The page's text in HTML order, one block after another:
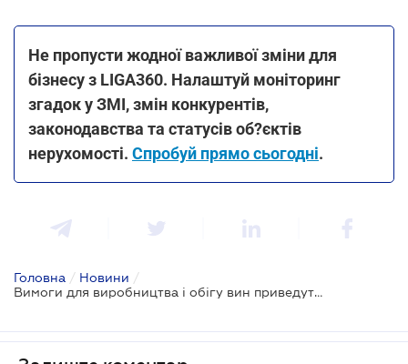
Не пропусти жодної важливої зміни для
бізнесу з LIGA360. Налаштуй моніторинг
згадок у ЗМІ, змін конкурентів,
законодавства та статусів об?єктів
нерухомості. Спробуй прямо сьогодні.
Головна / Новини /
Вимоги для виробництва і обігу вин приведуть у відповідність до правил в країнах ЄС